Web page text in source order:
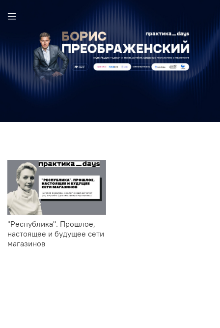
"Республика". Прошлое,
настоящее и будущее сети
магазинов